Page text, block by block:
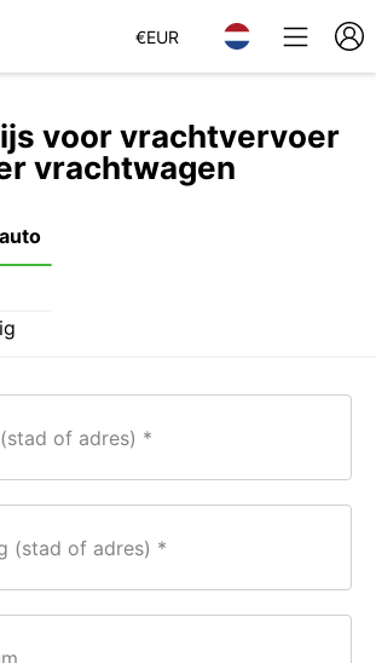
€EUR
voor vrachtvervoer
vrachtwagen
of adres)
(stad of adres)